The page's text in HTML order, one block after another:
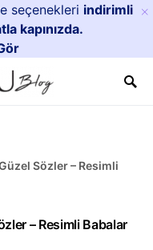
×
seçenekleri indirimli
kapınızda.
Sözler – Resimli
– Resimli Babalar